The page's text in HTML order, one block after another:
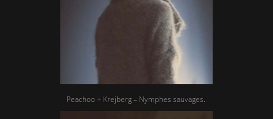
Peachoo + Krejberg – Nymphes sauvages.